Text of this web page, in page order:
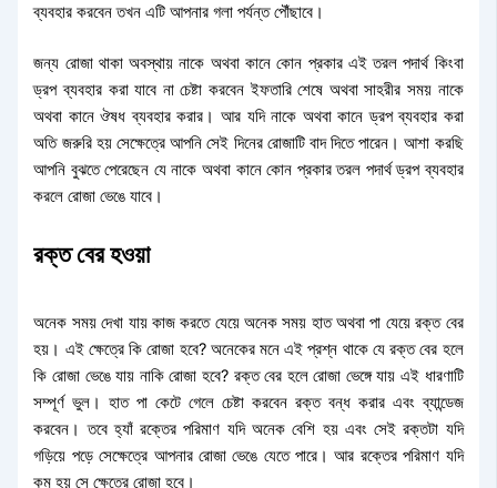
ব্যবহার করবেন তখন এটি আপনার গলা পর্যন্ত পৌঁছাবে।
জন্য রোজা থাকা অবস্থায় নাকে অথবা কানে কোন প্রকার এই তরল পদার্থ কিংবা
ড্রপ ব্যবহার করা যাবে না চেষ্টা করবেন ইফতারি শেষে অথবা সাহরীর সময় নাকে
অথবা কানে ঔষধ ব্যবহার করার। আর যদি নাকে অথবা কানে ড্রপ ব্যবহার করা
অতি জরুরি হয় সেক্ষেত্রে আপনি সেই দিনের রোজাটি বাদ দিতে পারেন। আশা করছি
আপনি বুঝতে পেরেছেন যে নাকে অথবা কানে কোন প্রকার তরল পদার্থ ড্রপ ব্যবহার
করলে রোজা ভেঙে যাবে।
রক্ত বের হওয়া
অনেক সময় দেখা যায় কাজ করতে যেয়ে অনেক সময় হাত অথবা পা যেয়ে রক্ত বের
হয়। এই ক্ষেত্রে কি রোজা হবে? অনেকের মনে এই প্রশ্ন থাকে যে রক্ত বের হলে
কি রোজা ভেঙে যায় নাকি রোজা হবে? রক্ত বের হলে রোজা ভেঙ্গে যায় এই ধারণাটি
সম্পূর্ণ ভুল। হাত পা কেটে গেলে চেষ্টা করবেন রক্ত বন্ধ করার এবং ব্যান্ডেজ
করবেন। তবে হ্যাঁ রক্তের পরিমাণ যদি অনেক বেশি হয় এবং সেই রক্তটা যদি
গড়িয়ে পড়ে সেক্ষেত্রে আপনার রোজা ভেঙে যেতে পারে। আর রক্তের পরিমাণ যদি
কম হয় সে ক্ষেত্রে রোজা হবে।